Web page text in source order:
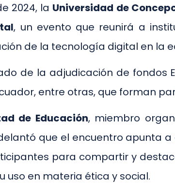
2024, la Universidad de
, un evento que reunirá a
de la tecnología digital en la
de la adjudicación de fondos
entre otras, que forman
de Educación, miembro
que el encuentro apunta
para compartir y
uso en materia ética y social.